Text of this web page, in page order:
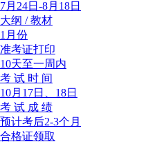
7月24日-8月18日
大纲 / 教材
1月份
准考证打印
10天至一周内
考 试 时 间
10月17日、18日
考 试 成 绩
预计考后2-3个月
合格证领取